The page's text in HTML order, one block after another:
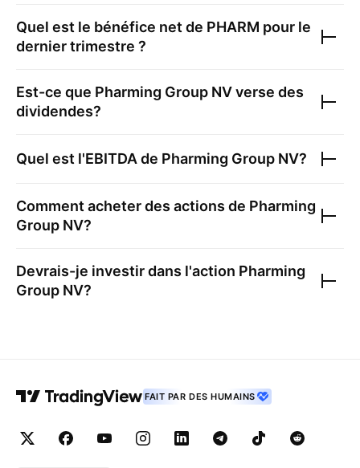
Quel est le bénéfice net de PHARM pour le
dernier trimestre ?
Est-ce que Pharming Group NVverse des
dividendes?
Quel est l'EBITDA de Pharming Group NV?
Comment acheter des actions de Pharming
Group NV?
Devrais-je investir dans l'action Pharming
Group NV?
FAIT PAR DES HUMAINS